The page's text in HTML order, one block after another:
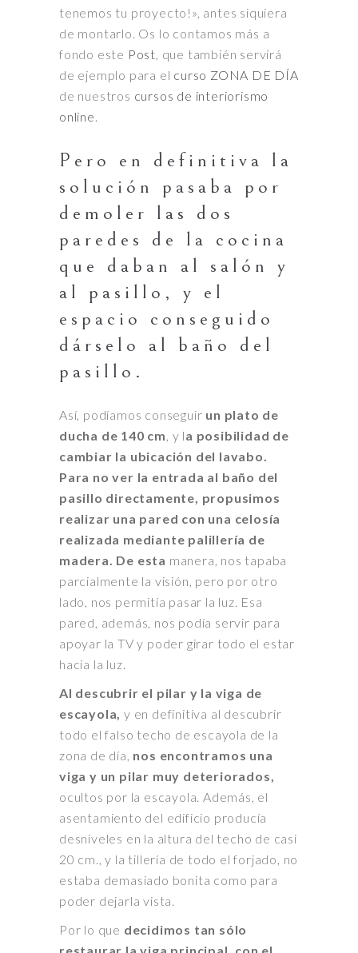
tenemos tu proyecto!», antes siquiera
de montarlo. Os lo contamos más a
fondo este Post , que también servirá
de ejemplo para el curso ZONA DE DÍA
de nuestros cursos de interiorismo
online
Pero en definitiva la
solución pasaba por
demoler las dos
paredes de la cocina
que daban al salón y
al pasillo, y el
espacio conseguido
dárselo al baño del
pasillo.
Así, podíamos conseguir un plato de
ducha de 140 cm , y la posibilidad de
cambiar la ubicación del lavabo.
Para no ver la entrada al baño del
pasillo directamente, propusimos
realizar una pared con una celosía
realizada mediante palillería de
madera. De esta manera, nos tapaba
parcialmente la visión, pero por otro
lado, nos permitía pasar la luz. Esa
pared, además, nos podía servir para
apoyar la TV y poder girar todo el estar
hacia la luz.
Al descubrir el pilar y la viga de
escayola, y en definitiva al descubrir
todo el falso techo de escayola de la
zona de día, nos encontramos una
viga y un pilar muy deteriorados,
ocultos por la escayola. Además, el
asentamiento del edificio producía
desniveles en la altura del techo de casi
20 cm., y la tillería de todo el forjado, no
estaba demasiado bonita como para
poder dejarla vista.
Por lo que decidimos tan sólo
restaurar la viga principal, con el